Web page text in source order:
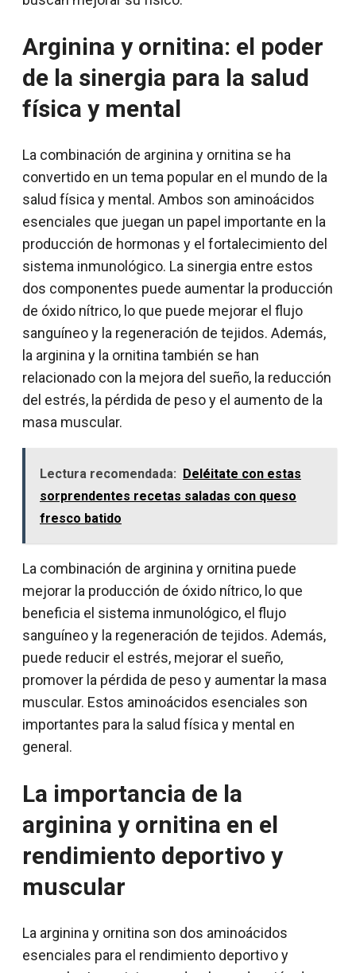
Arginina y ornitina: el poder
de la sinergia para la salud
física y mental
La combinación de arginina y ornitina se ha
convertido en un tema popular en el mundo de la
salud física y mental. Ambos son aminoácidos
esenciales que juegan un papel importante en la
producción de hormonas y el fortalecimiento del
sistema inmunológico. La sinergia entre estos
dos componentes puede aumentar la producción
de óxido nítrico, lo que puede mejorar el flujo
sanguíneo y la regeneración de tejidos. Además,
la arginina y la ornitina también se han
relacionado con la mejora del sueño, la reducción
del estrés, la pérdida de peso y el aumento de la
masa muscular.
Lectura recomendada:
Deléitate con estas
sorprendentes recetas saladas con queso
fresco batido
La combinación de arginina y ornitina puede
mejorar la producción de óxido nítrico, lo que
beneficia el sistema inmunológico, el flujo
sanguíneo y la regeneración de tejidos. Además,
puede reducir el estrés, mejorar el sueño,
promover la pérdida de peso y aumentar la masa
muscular. Estos aminoácidos esenciales son
importantes para la salud física y mental en
general.
La importancia de la
arginina y ornitina en el
rendimiento deportivo y
muscular
La arginina y ornitina son dos aminoácidos
esenciales para el rendimiento deportivo y